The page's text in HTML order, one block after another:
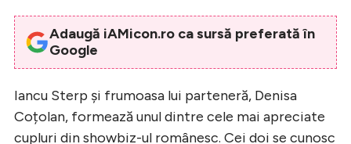
Adaugă iAMicon.ro ca sursă preferată în
Google
Iancu Sterp și frumoasa lui parteneră, Denisa
Coțolan, formează unul dintre cele mai apreciate
cupluri din showbiz-ul românesc. Cei doi se cunosc